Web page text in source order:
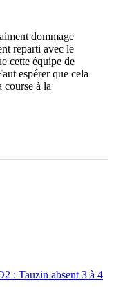
dommage
reparti avec le
cette équipe de
espérer que cela
à la
: Tauzin absent 3 à 4